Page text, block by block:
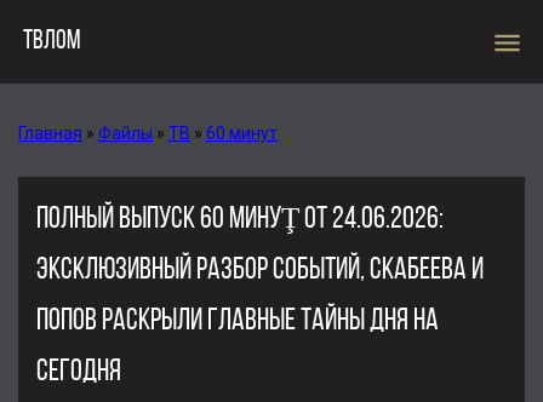
ТВЛОМ menu
Главная » Файлы » ТВ » 60 минут
ПОЛНЫЙ ВЫПУСК 60 МИНУŢ ОТ 24.06.2026:
ЭКСКЛЮЗИВНЫЙ РАЗБОР СОБЫТИЙ, СКАБЕЕВА И
ПОПОВ РАСКРЫЛИ ГЛАВНЫЕ ТАЙНЫ ДНЯ НА
СЕГОДНЯ